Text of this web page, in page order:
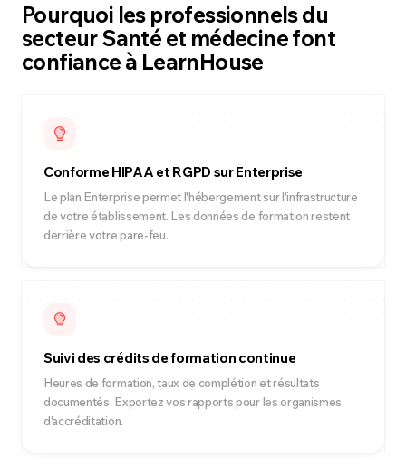
Pourquoi les professionnels du
secteur Santé et médecine font
confiance à LearnHouse
Conforme HIPAA et RGPD sur Enterprise
Le plan Enterprise permet l'hébergement sur l'infrastructure
de votre établissement. Les données de formation restent
derrière votre pare-feu.
Suivi des crédits de formation continue
Heures de formation, taux de complétion et résultats
documentés. Exportez vos rapports pour les organismes
d'accréditation.